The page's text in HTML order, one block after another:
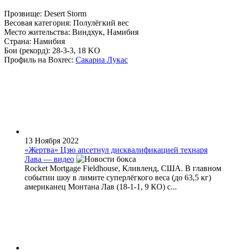
Прозвище: Desert Storm
Весовая категория: Полулёгкий вес
Место жительства: Виндхук, Намибия
Страна: Намибия
Бои (рекорд): 28-3-3, 18 KO
Профиль на Boxrec: Сакариа Лукас
13 Ноября 2022
«Жертва» Цзю апсетнул дисквалификацией технаря
Лава — видео
Rocket Mortgage Fieldhouse, Кливленд, США. В главном
событии шоу в лимите суперлёгкого веса (до 63,5 кг)
американец Монтана Лав (18-1-1, 9 КО) с...